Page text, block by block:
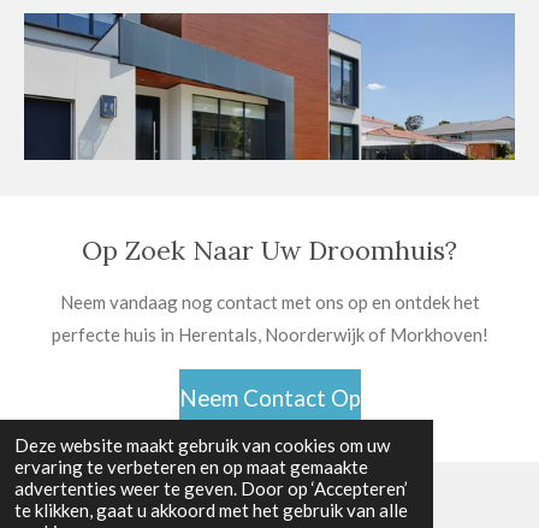
Deze website maakt gebruik van cookies om uw
ervaring te verbeteren en op maat gemaakte
advertenties weer te geven. Door op ‘Accepteren’
te klikken, gaat u akkoord met het gebruik van alle
Op Zoek Naar Uw Droomhuis?
Neem vandaag nog contact met ons op en ontdek het
perfecte huis in Herentals, Noorderwijk of Morkhoven!
Neem Contact Op